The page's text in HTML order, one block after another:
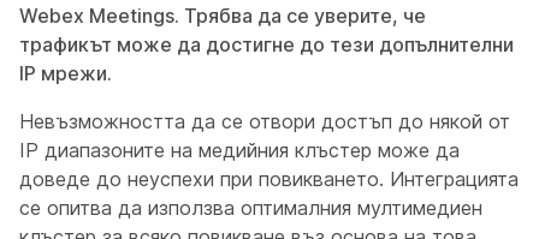
Webex Meetings. Трябва да се уверите, че
трафикът може да достигне до тези допълнителни
IP мрежи.
Невъзможността да се отвори достъп до някой от
IP диапазоните на медийния клъстер може да
доведе до неуспехи при повикването. Интеграцията
се опитва да използва оптималния мултимедиен